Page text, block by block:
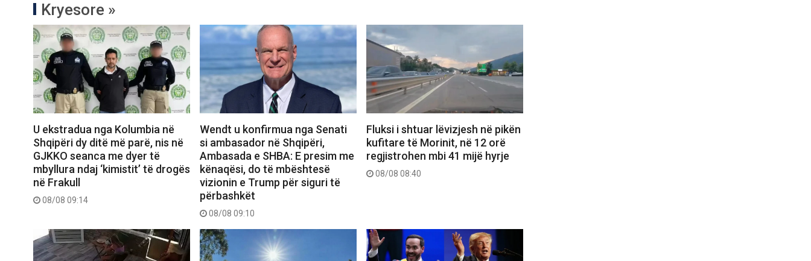
Kryesore »
U ekstradua nga Kolumbia në
Shqipëri dy ditë më parë, nis në
GJKKO seanca me dyer të
mbyllura ndaj ‘kimistit’ të drogës
në Frakull
08/08 09:14
Wendt u konfirmua nga Senati
si ambasador në Shqipëri,
Ambasada e SHBA: E presim me
kënaqësi, do të mbështesë
vizionin e Trump për siguri të
përbashkët
08/08 09:10
Fluksi i shtuar lëvizjesh në pikën
kufitare të Morinit, në 12 orë
regjistrohen mbi 41 mijë hyrje
08/08 08:40